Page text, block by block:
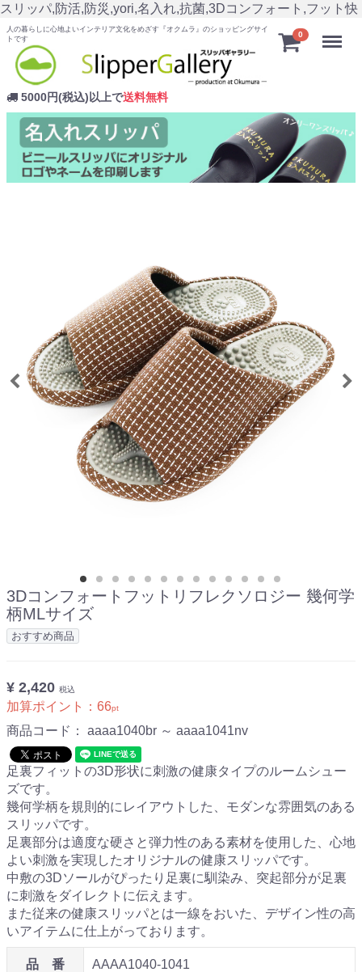
スリッパ,防活,防災,yori,名入れ,抗菌,3Dコンフォート,フット快
人の暮らしに心地よいインテリア文化をめざす『オクムラ』のショッピングサイ
トです
5000円(税込)以上で送料無料
0 Menu
3Dコンフォートフットリフレクソロジー 幾何学
柄MLサイズ
おすすめ商品
¥ 2,420 税込
加算ポイント： 66pt
商品コード： aaaa1040br ～ aaaa1041nv
足裏フィットの3D形状に刺激の健康タイプのルームシュー
ズです。
幾何学柄を規則的にレイアウトした、モダンな雰囲気のある
スリッパです。
足裏部分は適度な硬さと弾力性のある素材を使用した、心地
よい刺激を実現したオリジナルの健康スリッパです。
中敷の3Dソールがぴったり足裏に馴染み、突起部分が足裏
に刺激をダイレクトに伝えます。
また従来の健康スリッパとは一線をおいた、デザイン性の高
いアイテムに仕上がっております。
品 番 AAAA1040-1041